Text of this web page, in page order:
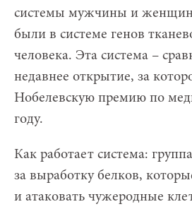
системы мужчины и
были в системе генов
человека. Эта система –
недавнее открытие, за
Нобелевскую премию по
году.
Как работает система:
за выработку белков,
и атаковать чужеродные